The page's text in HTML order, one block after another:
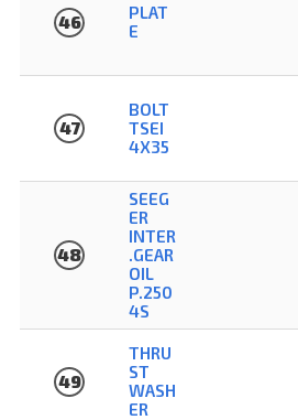
46
PLAT
E
47
BOLT
TSEI
4X35
48
SEEG
ER
INTER
.GEAR
OIL
P.250
4S
49
THRU
ST
WASH
ER